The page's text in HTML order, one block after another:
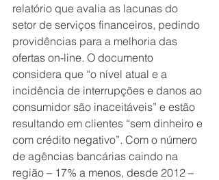
relatório que avalia as lacunas do
setor de serviços financeiros, pedindo
providências para a melhoria das
ofertas on-line. O documento
considera que “o nível atual e a
incidência de interrupções e danos ao
consumidor são inaceitáveis” e estão
resultando em clientes “sem dinheiro e
com crédito negativo”. Com o número
de agências bancárias caindo na
região – 17% a menos, desde 2012 –